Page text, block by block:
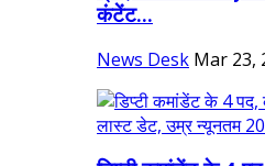
कंटेंट...
News Desk Mar 23,